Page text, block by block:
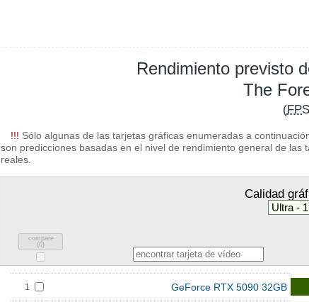
Rendimiento previsto
The
(FPS
!!! Sólo algunas de las tarjetas gráficas enumeradas a
son predicciones basadas en el nivel de rendimiento general de
reales.
Calidad
compare
(0)
1 GeForce RTX 5090 32GB